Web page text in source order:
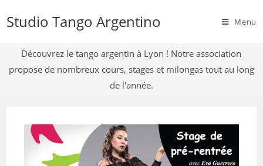
Studio Tango Argentino Menu
Découvrez le tango argentin à Lyon ! Notre association
propose de nombreux cours, stages et milongas tout au long
de l'année.